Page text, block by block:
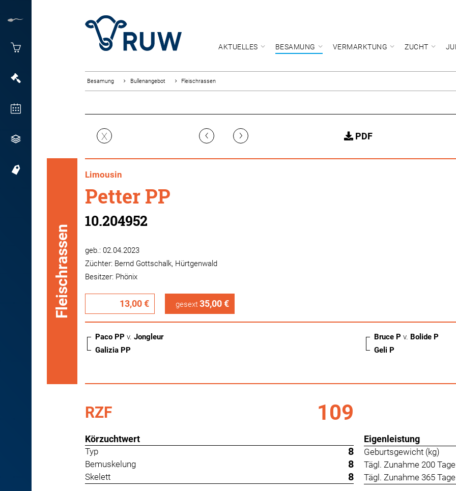
AKTUELLES BESAMUNG VERMARKTUNG ZUCHT
Besamung Bullenangebot Fleischrassen
X ‹ › PDF
Limousin
Petter PP
10.204952
geb.: 02.04.2023
Züchter: Bernd Gottschalk, Hürtgenwald
Besitzer: Phönix
13,00 € gesext35,00 €
Fleischrassen
Paco PP v. Jongleur
Galizia PP
Bruce P v. Bolide P
Geli P
RZF 109
Körzuchtwert
Typ 8
Bemuskelung 8
Skelett 8
Eigenleistung
Geburtsgewicht (kg)
Tägl. Zunahme 200
Tägl. Zunahme 365